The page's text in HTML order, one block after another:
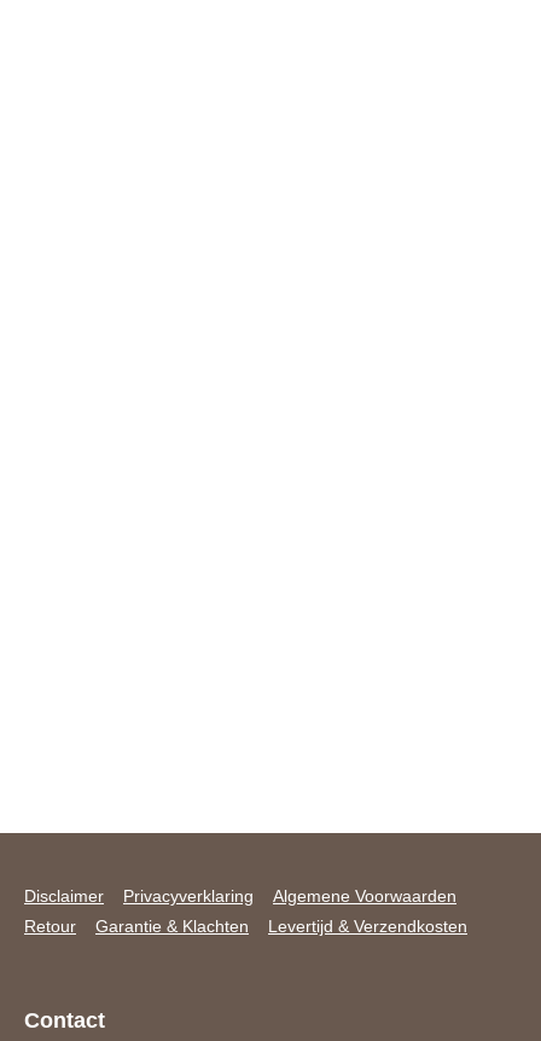
Disclaimer Privacyverklaring
Algemene Voorwaarden
Retour
Garantie & Klachten Levertijd & Verzendkosten
Contact